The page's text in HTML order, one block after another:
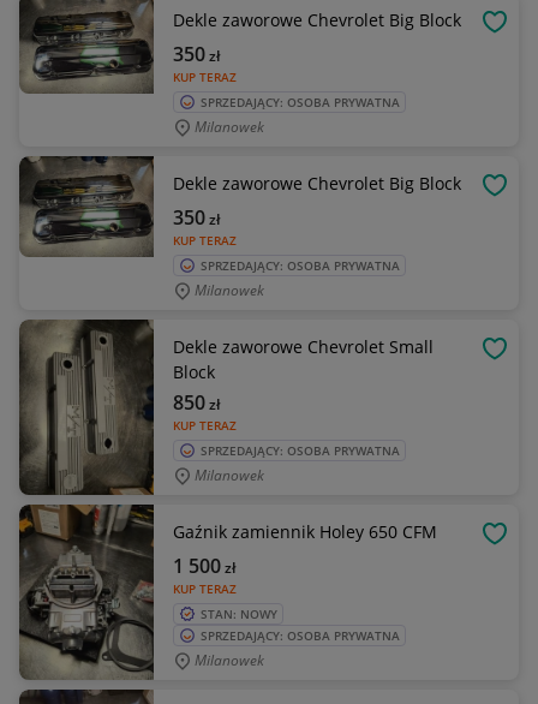
Dekle zaworowe Chevrolet Big Block
KUP TERAZ
350zł
SPRZEDAJĄCY: OSOBA PRYWATNA
Milanowek
Dekle zaworowe Chevrolet Big Block
KUP TERAZ
350zł
SPRZEDAJĄCY: OSOBA PRYWATNA
Milanowek
Dekle zaworowe Chevrolet Small
Block
KUP TERAZ
850zł
SPRZEDAJĄCY: OSOBA PRYWATNA
Milanowek
Gaźnik zamiennik Holey 650 CFM
KUP TERAZ
1 500zł
STAN: NOWY
SPRZEDAJĄCY: OSOBA PRYWATNA
Milanowek